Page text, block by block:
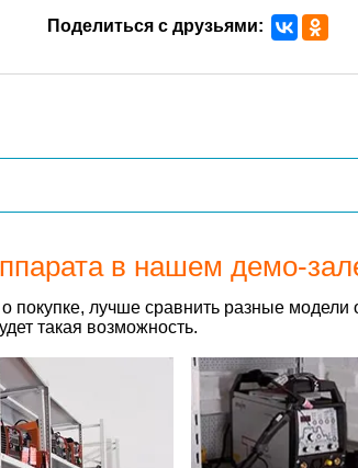
Поделиться с друзьями:
в нашем демо-
лучше сравнить разные модели
такая возможность.